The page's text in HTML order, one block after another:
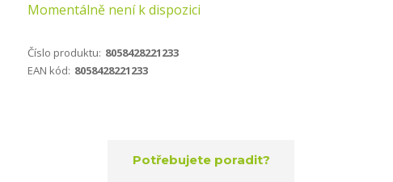
Momentálně není k dispozici
Číslo produktu: 8058428221233
EAN kód: 8058428221233
Potřebujete poradit?